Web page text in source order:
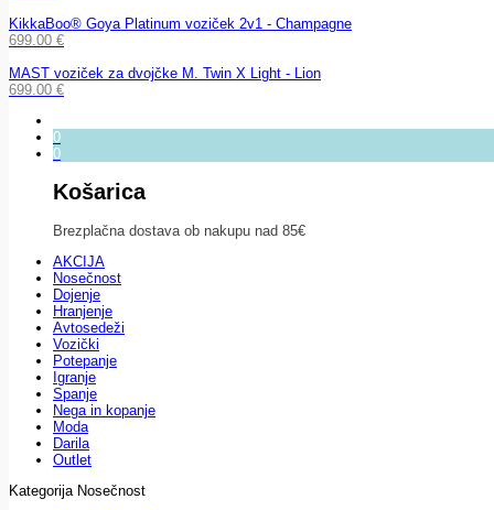
KikkaBoo® Goya Platinum voziček 2v1 - Champagne
699.00 €
MAST voziček za dvojčke M. Twin X Light - Lion
699.00 €
0
0
Košarica
Brezplačna dostava ob nakupu nad 85€
AKCIJA
Nosečnost
Dojenje
Hranjenje
Avtosedeži
Vozički
Potepanje
Igranje
Spanje
Nega in kopanje
Moda
Darila
Outlet
Kategorija Nosečnost